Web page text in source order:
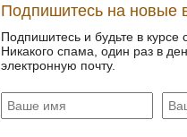
Подпишитесь на новые
Подпишитесь и будьте в курсе
Никакого спама, один раз в
электронную почту.